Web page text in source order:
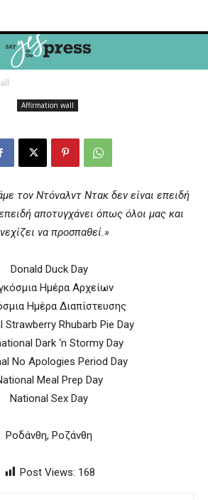
Affirmation wall
τον Ντόναλντ Ντακ δεν είναι επειδή
αποτυγχάνει όπως όλοι μας και
να προσπαθεί.»
Donald Duck Day
Ημέρα Αρχείων
Ημέρα Διαπίστευσης
Strawberry Rhubarb Pie Day
Dark ‘n Stormy Day
No Apologies Period Day
Meal Prep Day
National Sex Day
Ροδάνθη, Ροζάνθη
Post Views: 168